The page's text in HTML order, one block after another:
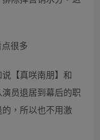
【真咲南朋】和
员退居到幕后的职
，所以也不用激